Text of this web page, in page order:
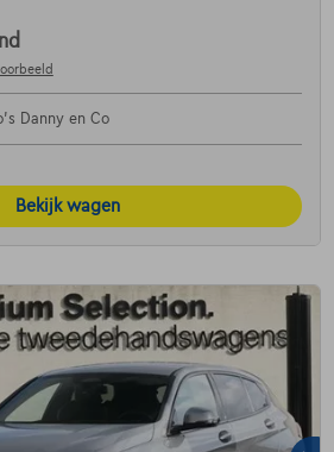
Danny en Co
Bekijk wagen